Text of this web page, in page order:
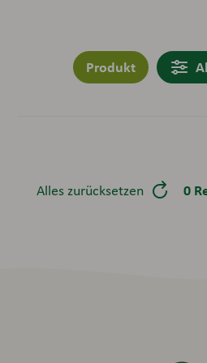
Produkt
Alles zurücksetzen 0